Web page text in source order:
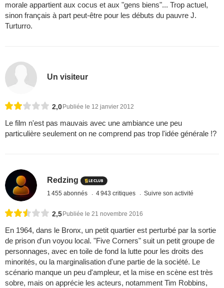
morale appartient aux cocus et aux "gens biens"... Trop actuel,
sinon français à part peut-être pour les débuts du pauvre J.
Turturro.
Un visiteur
2,0Publiée le 12 janvier 2012
Le film n'est pas mauvais avec une ambiance une peu
particulière seulement on ne comprend pas trop l'idée générale !?
Redzing
1 455 abonnés 4 943 critiques Suivre son activité
2,5Publiée le 21 novembre 2016
En 1964, dans le Bronx, un petit quartier est perturbé par la sortie
de prison d'un voyou local. "Five Corners" suit un petit groupe de
personnages, avec en toile de fond la lutte pour les droits des
minorités, ou la marginalisation d'une partie de la société. Le
scénario manque un peu d'ampleur, et la mise en scène est très
sobre, mais on apprécie les acteurs, notamment Tim Robbins,